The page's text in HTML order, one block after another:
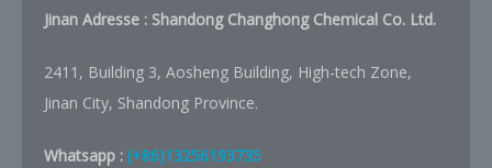
Jinan Adresse : Shandong Changhong Chemical Co. Ltd.
2411, Building 3, Aosheng Building, High-tech Zone,
Jinan City, Shandong Province.
Whatsapp : (+86)13256193735